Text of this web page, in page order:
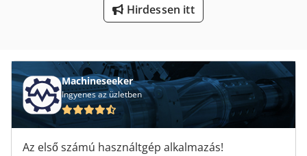
Teherautó Gyaloglás
Teherautó Mosó
Teherautó-Skála
Hirdessen itt
Machineseeker
Ingyenes az üzletben
Az első számú használtgép alkalmazás!